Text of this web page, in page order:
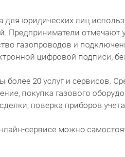
для юридических лиц
Предприниматели отмечают
газопроводов и
цифровой подписи,
более 20 услуг и сервисов.
покупка газового
поверка приборов учета
сервисе можно